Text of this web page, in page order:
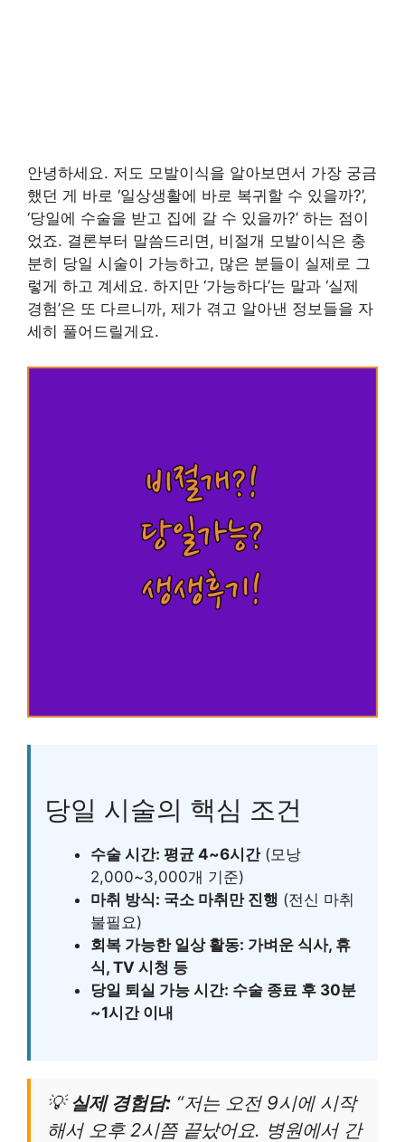
안녕하세요. 저도 모발이식을 알아보면서 가장 궁금
했던 게 바로 ‘일상생활에 바로 복귀할 수 있을까?’,
‘당일에 수술을 받고 집에 갈 수 있을까?’ 하는 점이
었죠. 결론부터 말씀드리면, 비절개 모발이식은 충
분히 당일 시술이 가능하고, 많은 분들이 실제로 그
렇게 하고 계세요. 하지만 ‘가능하다’는 말과 ‘실제
경험’은 또 다르니까, 제가 겪고 알아낸 정보들을 자
세히 풀어드릴게요.
당일 시술의 핵심 조건
수술 시간: 평균 4~6시간(모낭
2,000~3,000개 기준)
마취 방식: 국소 마취만 진행 (전신 마취
불필요)
회복 가능한 일상 활동: 가벼운 식사, 휴
식, TV 시청 등
당일 퇴실 가능 시간: 수술 종료 후 30분
~1시간 이내
💡 실제 경험담: “저는 오전 9시에 시작
해서 오후 2시쯤 끝났어요. 병원에서 간